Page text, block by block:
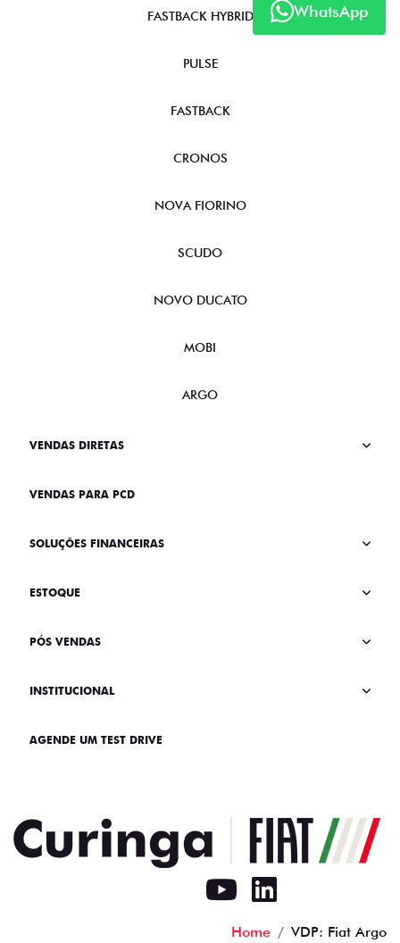
WhatsApp
FASTBACK HYBRID
PULSE
FASTBACK
CRONOS
NOVA FIORINO
SCUDO
NOVO DUCATO
MOBI
ARGO
VENDAS DIRETAS
VENDAS PARA PCD
SOLUÇÕES FINANCEIRAS
ESTOQUE
PÓS VENDAS
INSTITUCIONAL
AGENDE UM TEST DRIVE
Home VDP: Fiat Argo